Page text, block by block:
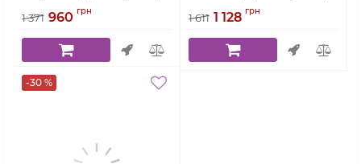
модель 927
1 371 960 грн
модель 924
1 611 1 128 грн
-30 %